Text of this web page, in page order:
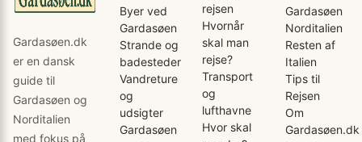
Gardasøen.dk
er en dansk
guide til
Gardasøen og
Norditalien
med fokus på
Byer ved
Gardasøen
Strande og
badesteder
Vandreture
og
udsigter
Gardasøen
rejsen
Hvornår
skal man
rejse?
Transport
og
lufthavne
Hvor skal
Gardasøen
Norditalien
Resten af
Italien
Tips til
Rejsen
Om
Gardasøen.dk